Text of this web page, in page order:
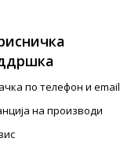
по телефон и еmail
на производи